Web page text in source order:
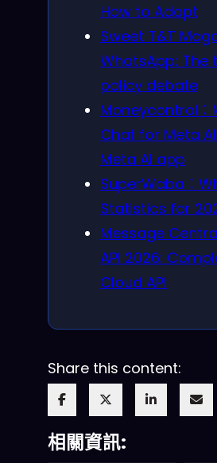
How to Adapt
Sweet T&T
WhatsApp: The
policy debate
Moneycontrol
Chat for Meta
Meta AI app
SuperWaba：
Statistics for
Message
API 2026:
Cloud API
Share this content:
相關資訊: